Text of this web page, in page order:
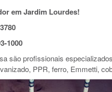
em Jardim Lourdes!
1000
são profissionais
PPR, ferro, Emmetti,